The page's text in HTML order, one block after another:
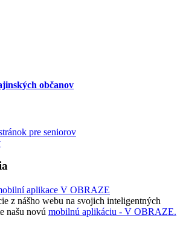
občanov
pre seniorov
z nášho webu na svojich inteligentných
našu novú mobilnú aplikáciu - V OBRAZE.